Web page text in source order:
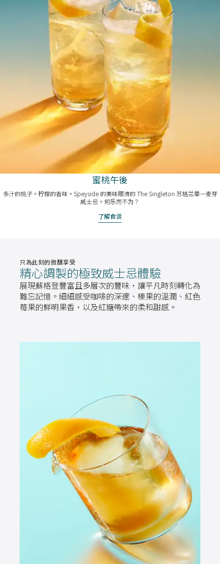
蜜桃午後
多汁的桃子。柠檬的香味。Speyside 的美味顺滑的 The Singleton 苏格兰单一麦芽
威士忌。何乐而不为？
了解食谱
只為此刻的微醺享受​
精心調製的極致威士忌體驗​
展現蘇格登豐富且多層次的豐味，讓平凡時刻轉化為
難忘記憶。細細感受咖啡的深邃、榛果的溫潤、紅色
莓果的鮮明果香，以及紅糖帶來的柔和甜感。​